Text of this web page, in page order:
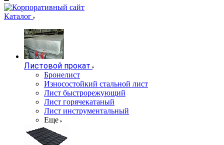
Каталог
Листовой прокат
Бронелист
Износостойкий стальной лист
Лист быстрорежующий
Лист горячекатаный
Лист инструментальный
Еще